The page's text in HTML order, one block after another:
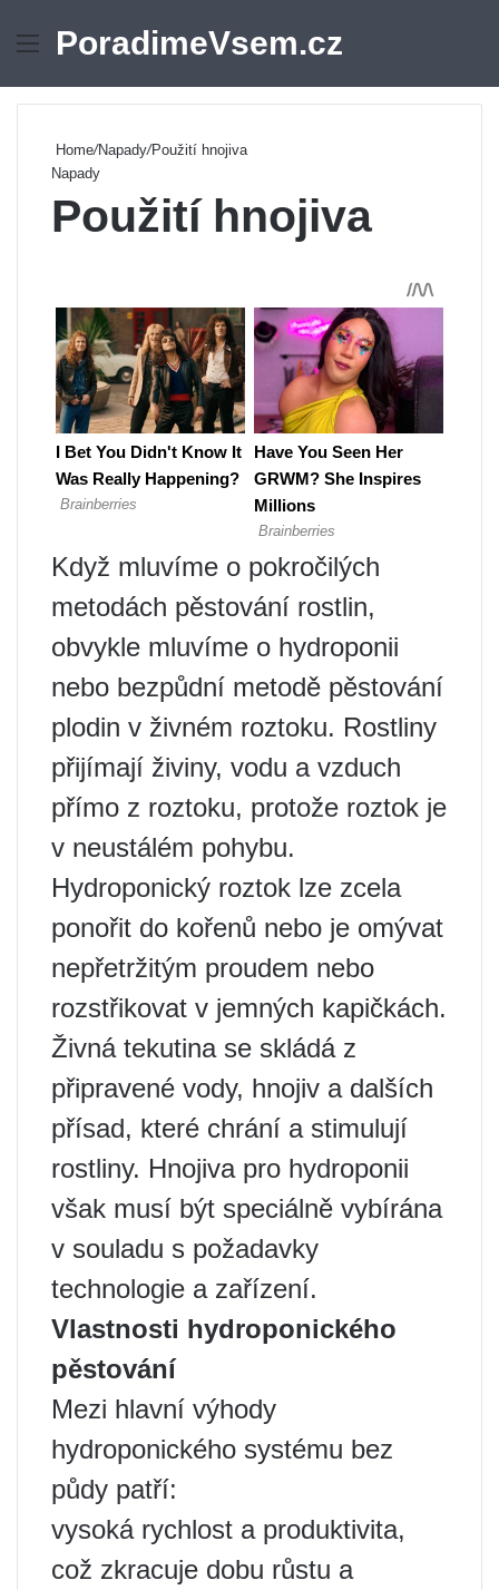
Menu
PoradimeVsem.cz
Home/Napady/Použití hnojiva
Napady
Použití hnojiva
Když mluvíme o pokročilých
metodách pěstování rostlin,
obvykle mluvíme o hydroponii
nebo bezpůdní metodě pěstování
plodin v živném roztoku. Rostliny
přijímají živiny, vodu a vzduch
přímo z roztoku, protože roztok je
v neustálém pohybu.
Hydroponický roztok lze zcela
ponořit do kořenů nebo je omývat
nepřetržitým proudem nebo
rozstřikovat v jemných kapičkách.
Živná tekutina se skládá z
připravené vody, hnojiv a dalších
přísad, které chrání a stimulují
rostliny. Hnojiva pro hydroponii
však musí být speciálně vybírána
v souladu s požadavky
technologie a zařízení.
Vlastnosti hydroponického
pěstování
Mezi hlavní výhody
hydroponického systému bez
půdy patří:
vysoká rychlost a produktivita,
což zkracuje dobu růstu a